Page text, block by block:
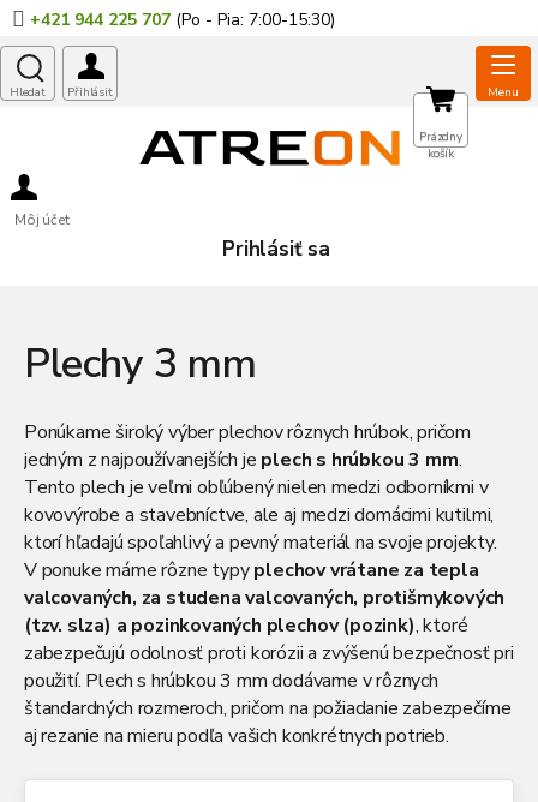
Prejsť
na
obsah
+421 944 225 707
Môj účet
Prihlásiť sa
NÁKUPNÝ
KOŠÍK
Prázdny
košík
Plechy 3 mm
Ponúkame široký výber plechov rôznych hrúbok, pričom
jedným z najpoužívanejších je plech s hrúbkou 3 mm.
Tento plech je veľmi obľúbený nielen medzi odborníkmi v
kovovýrobe a stavebníctve, ale aj medzi domácimi kutilmi,
ktorí hľadajú spoľahlivý a pevný materiál na svoje projekty.
V ponuke máme rôzne typyplechov vrátane za tepla
valcovaných, za studena valcovaných, protišmykových
(tzv. slza) a pozinkovaných plechov (pozink), ktoré
zabezpečujú odolnosť proti korózii a zvýšenú bezpečnosť pri
použití. Plech s hrúbkou 3 mm dodávame v rôznych
štandardných rozmeroch, pričom na požiadanie zabezpečíme
aj rezanie na mieru podľa vašich konkrétnych potrieb.